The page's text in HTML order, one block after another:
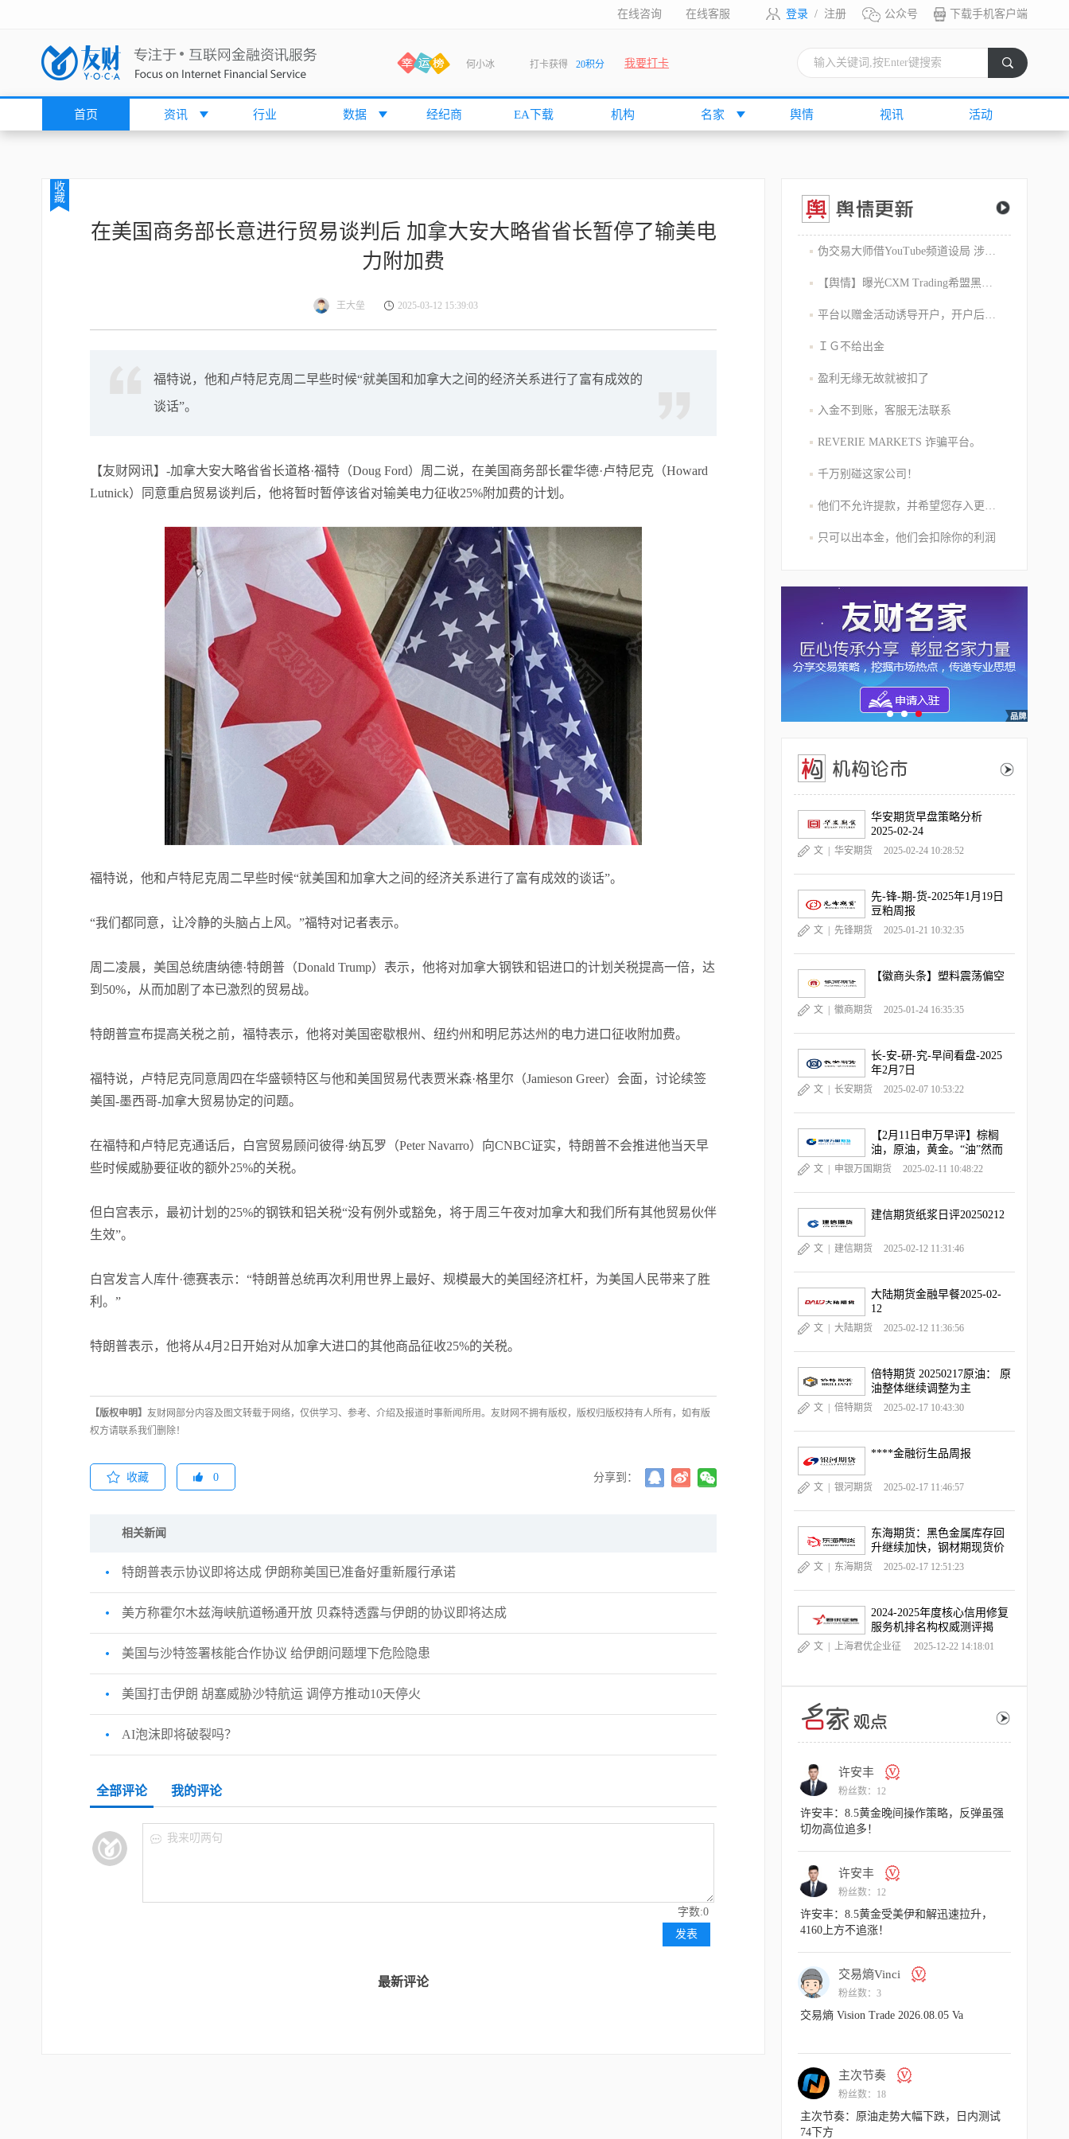
登录 / 注册 公众号 下载手机客户端
在线咨询 在线客服
何小冰 打卡获得 20积分
打卡获得
袁友江 打卡获得 15积分
袁友江
张尧浠 打卡获得 10积分
张尧浠 打卡获得 20积分
袁友江 打卡获得 20积分
张尧浠 打卡获得
何小冰 打卡获得 10积分
张尧浠 打卡获得
何小冰 打卡获得
张尧浠 打卡获得 15积分
张尧浠 打卡获得 10积分
袁友江 打卡获得
张尧浠 打卡获得 15积分
袁友江 打卡获得 10积分
打卡获得 20积分
何小冰 打卡获得 10积分
张尧浠 打卡获得 20积分
我要打卡
首页 资讯 行业 数据 经纪商 EA下载 机构 名家 舆情 视讯 活动
收
藏
在美国商务部长意进行贸易谈判后 加拿大安大略省省长暂停了输美电
力附加费
王大垒 2025-03-12 15:39:03
福特说，他和卢特尼克周二早些时候“就美国和加拿大之间的经济关系进行了富有成效的
谈话”。
【友财网讯】-加拿大安大略省省长道格·福特（Doug Ford）周二说，在美国商务部长霍华德·卢特尼克（Howard
Lutnick）同意重启贸易谈判后，他将暂时暂停该省对输美电力征收25%附加费的计划。
福特说，他和卢特尼克周二早些时候“就美国和加拿大之间的经济关系进行了富有成效的谈话”。
“我们都同意，让冷静的头脑占上风。”福特对记者表示。
周二凌晨，美国总统唐纳德·特朗普（Donald Trump）表示，他将对加拿大钢铁和铝进口的计划关税提高一倍，达
到50%，从而加剧了本已激烈的贸易战。
特朗普宣布提高关税之前，福特表示，他将对美国密歇根州、纽约州和明尼苏达州的电力进口征收附加费。
福特说，卢特尼克同意周四在华盛顿特区与他和美国贸易代表贾米森·格里尔（Jamieson Greer）会面，讨论续签
美国-墨西哥-加拿大贸易协定的问题。
在福特和卢特尼克通话后，白宫贸易顾问彼得·纳瓦罗（Peter Navarro）向CNBC证实，特朗普不会推进他当天早
些时候威胁要征收的额外25%的关税。
但白宫表示，最初计划的25%的钢铁和铝关税“没有例外或豁免，将于周三午夜对加拿大和我们所有其他贸易伙伴
生效”。
白宫发言人库什·德赛表示：“特朗普总统再次利用世界上最好、规模最大的美国经济杠杆，为美国人民带来了胜
利。”
特朗普表示，他将从4月2日开始对从加拿大进口的其他商品征收25%的关税。
【版权申明】 友财网部分内容及图文转载于网络，仅供学习、参考、介绍及报道时事新闻所用。友财网不拥有版权，版权归版权持有人所有，如有版
权方请联系我们删除！
收藏 0 分享到：
相关新闻
特朗普表示协议即将达成 伊朗称美国已准备好重新履行承诺
美方称霍尔木兹海峡航道畅通开放 贝森特透露与伊朗的协议即将达成
美国与沙特签署核能合作协议 给伊朗问题埋下危险隐患
美国打击伊朗 胡塞威胁沙特航运 调停方推动10天停火
AI泡沫即将破裂吗？
全部评论 我的评论
字数:0
我来叨两句
发表
最新评论
伪交易大师借YouTube频道设局 涉嫌1800万美元庞氏骗局
【舆情】曝光CXM Trading希盟黑幕：平台擅自下单 异常交易致30多万美金账户爆仓 客户资金遭无故转移
平台以赠金活动诱导开户，开户后入金容易出金难，难细究
ＩＧ不给出金
盈利无缘无故就被扣了
入金不到账，客服无法联系
REVERIE MARKETS 诈骗平台。
千万别碰这家公司！
他们不允许提款，并希望您存入更多的资金
只可以出本金，他们会扣除你的利润
华安期货早盘策略分析
2025-02-24
文 | 华安期货 2025-02-24 10:28:52
先-锋-期-货-2025年1月19日
豆粕周报
文 | 先锋期货 2025-01-21 10:32:35
【徽商头条】塑料震荡偏空
文 | 徽商期货 2025-01-24 16:35:35
长-安-研-究-早间看盘-2025
年2月7日
文 | 长安期货 2025-02-07 10:53:22
【2月11日申万早评】棕榈
油，原油，黄金。“油”然而
升，“金金”乐道
文 | 申银万国期货 2025-02-11 10:48:22
建信期货纸浆日评20250212
文 | 建信期货 2025-02-12 11:31:46
大陆期货金融早餐2025-02-
12
文 | 大陆期货 2025-02-12 11:36:56
倍特期货 20250217原油： 原
油整体继续调整为主
文 | 倍特期货 2025-02-17 10:43:30
****金融衍生品周报
文 | 银河期货 2025-02-17 11:46:57
东海期货：黑色金属库存回
升继续加快，钢材期现货价
格跌幅扩大
文 | 东海期货 2025-02-17 12:51:23
2024-2025年度核心信用修复
服务机排名构权威测评揭
晓，《中国晨报》独家深度
文 | 上海君优企业征
2025-12-22 14:18:01
主次节奏
交易熵 Vision Trade 2026.08.06 Va
许安丰
粉丝数：12
许安丰：8.5黄金晚间操作策略，反弹虽强
切勿高位追多！
许安丰
粉丝数：12
许安丰：8.5黄金受美伊和解迅速拉升，
4160上方不追涨！
交易熵Vinci
粉丝数：3
交易熵 Vision Trade 2026.08.05 Va
主次节奏
粉丝数：18
主次节奏：原油走势大幅下跌，日内测试
74下方